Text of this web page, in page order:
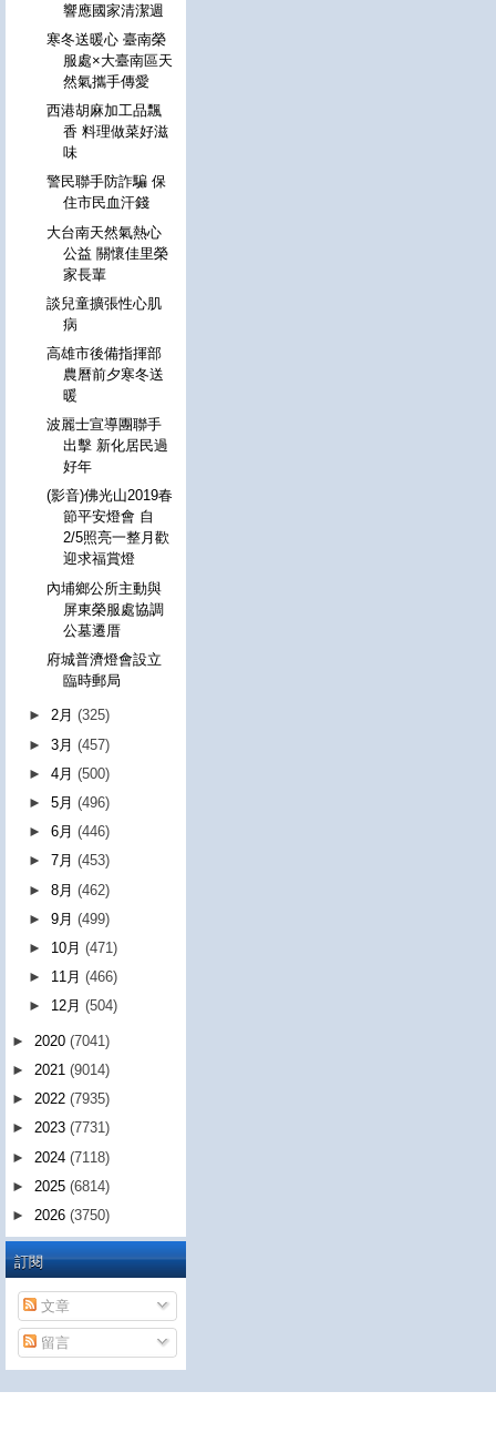
響應國家清潔週
寒冬送暖心 臺南榮
服處×大臺南區天
然氣攜手傳愛
西港胡麻加工品飄
香 料理做菜好滋
味
警民聯手防詐騙 保
住市民血汗錢
大台南天然氣熱心
公益 關懷佳里榮
家長輩
談兒童擴張性心肌
病
高雄市後備指揮部
農曆前夕寒冬送
暖
波麗士宣導團聯手
出擊 新化居民過
好年
(影音)佛光山2019春
節平安燈會 自
2/5照亮一整月歡
迎求福賞燈
內埔鄉公所主動與
屏東榮服處協調
公墓遷厝
府城普濟燈會設立
臨時郵局
►2月(325)
►3月(457)
►4月(500)
►5月(496)
►6月(446)
►7月(453)
►8月(462)
►9月(499)
► 10月(471)
► 11月(466)
► 12月(504)
► 2020 (7041)
► 2021 (9014)
► 2022 (7935)
► 2023 (7731)
► 2024 (7118)
► 2025 (6814)
► 2026 (3750)
訂閱
文章
留言